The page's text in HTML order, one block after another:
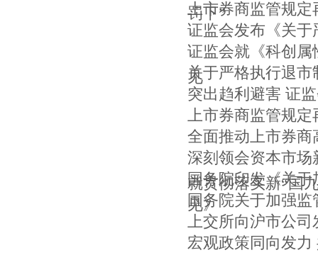
罚下”
上市券商监管规定
证监会发布《关
证监会就《科创属
见
关于严格执行退市
突出趋利避害 证
上市券商监管规定
全面推动上市券
深刻领会资本市
就贯彻落实新“国
国务院印发《关
见》
国务院关于加强
上交所向沪市公司
宏观政策同向发